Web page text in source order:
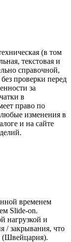
(в том
текстовая и
справочной,
проверки перед
за
в
право по
изменения в
и на сайте
временем
Slide-on.
нагрузкой и
/ закрывания, что
(Швейцария).